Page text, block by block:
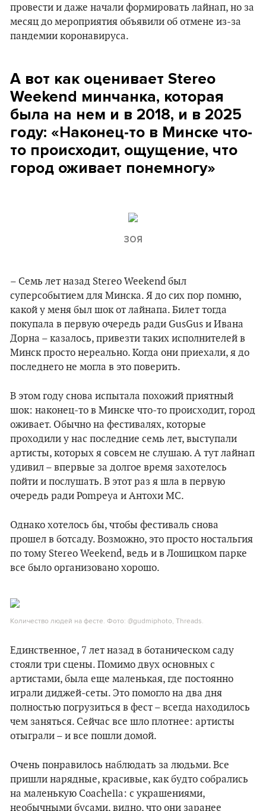
провести и даже начали формировать лайнап, но за
месяц до мероприятия объявили об отмене из-за
пандемии коронавируса.
А вот как оценивает Stereo
Weekend минчанка, которая
была на нем и в 2018, и в 2025
году: «Наконец-то в Минске что-
то происходит, ощущение, что
город оживает понемногу»
ЗОЯ
– Семь лет назад Stereo Weekend был
суперсобытием для Минска. Я до сих пор помню,
какой у меня был шок от лайнапа. Билет тогда
покупала в первую очередь ради GusGus и Ивана
Дорна – казалось, привезти таких исполнителей в
Минск просто нереально. Когда они приехали, я до
последнего не могла в это поверить.
В этом году снова испытала похожий приятный
шок: наконец-то в Минске что-то происходит, город
оживает. Обычно на фестивалях, которые
проходили у нас последние семь лет, выступали
артисты, которых я совсем не слушаю. А тут лайнап
удивил – впервые за долгое время захотелось
пойти и послушать. В этот раз я шла в первую
очередь ради Pompeya и Антохи МС.
Однако хотелось бы, чтобы фестиваль снова
прошел в ботсаду. Возможно, это просто ностальгия
по тому Stereo Weekend, ведь и в Лошицком парке
все было организовано хорошо.
Количество людей на фесте. Фото: @gudmiphoto, Threads.
Единственное, 7 лет назад в ботаническом саду
стояли три сцены. Помимо двух основных с
артистами, была еще маленькая, где постоянно
играли диджей-сеты. Это помогло на два дня
полностью погрузиться в фест – всегда находилось
чем заняться. Сейчас все шло плотнее: артисты
отыграли – и все пошли домой.
Очень понравилось наблюдать за людьми. Все
пришли нарядные, красивые, как будто собрались
на маленькую Coachella: с украшениями,
необычными бусами, видно, что они заранее